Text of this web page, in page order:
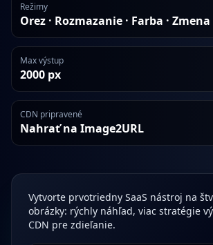
Režimy
Orez · Rozmazanie · Farba ·
Max výstup
2000 px
CDN pripravené
Nahrať na Image2URL
Vytvorte prvotriedny SaaS nástroj na
obrázky: rýchly náhľad, viac stratégie
CDN pre zdieľanie.